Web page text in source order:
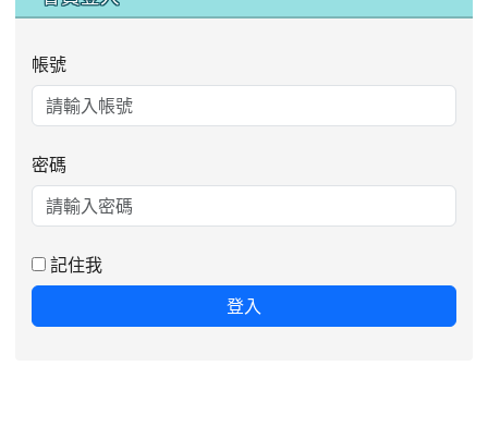
帳號
密碼
記住我
登入